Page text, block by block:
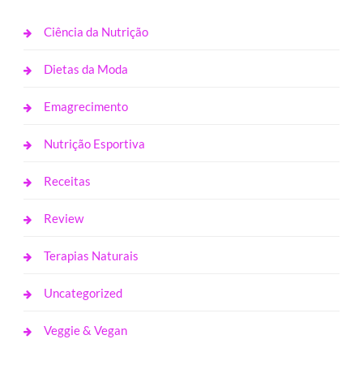
Ciência da Nutrição
Dietas da Moda
Emagrecimento
Nutrição Esportiva
Receitas
Review
Terapias Naturais
Uncategorized
Veggie & Vegan